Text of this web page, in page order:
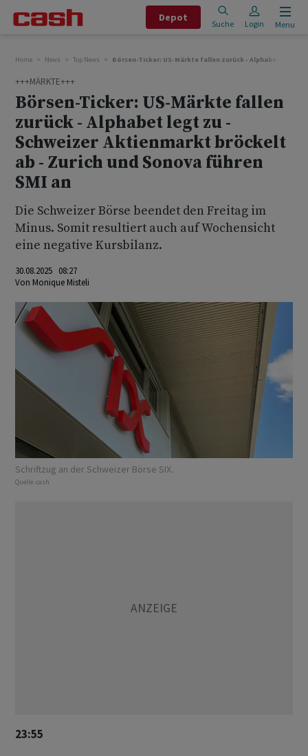
Depot
Suche Login Menu
Home News Top News Börsen-Ticker: US-Märkte fallen zurück - Alphabet legt
+++MÄRKTE+++
Börsen-Ticker: US-Märkte fallen
zurück - Alphabet legt zu -
Schweizer Aktienmarkt bröckelt
ab - Zurich und Sonova führen
SMI an
Die Schweizer Börse beendet den Freitag im
Minus. Somit resultiert auch auf Wochensicht
eine negative Kursbilanz.
30.08.2025 08:27
Von Monique Misteli
Schriftzug an der Schweizer Börse SIX.
Quelle: cash
23:55